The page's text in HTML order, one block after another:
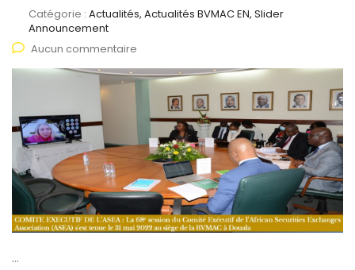
Catégorie : Actualités, Actualités BVMAC EN, Slider
Announcement
Aucun commentaire
…